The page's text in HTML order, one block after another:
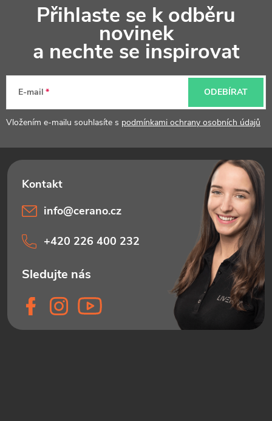
a
Přihlaste se k odběru
novinek
a nechte se inspirovat
E-mail
Vložením e-mailu souhlasíte s podmínkami ochrany osobních údajů
ODEBÍRAT
info@cerano.cz
+420 226 400 232